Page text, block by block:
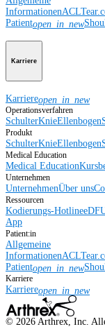
Informationen
Patientopen_in_new
Karriere
Karriereopen_in_new
Operationsverfahren
SchulterKnieEllenbogen
Produkt
SchulterKnieEllenbogen
Medical Education
Medical Education
Unternehmen
UnternehmenÜber uns
Ressourcen
Kodierungs-Hotline
App
Patient:in
Allgemeine
Informationen
Patientopen_in_new
Karriere
Karriereopen_in_new
© 2026 Arthrex, Inc.